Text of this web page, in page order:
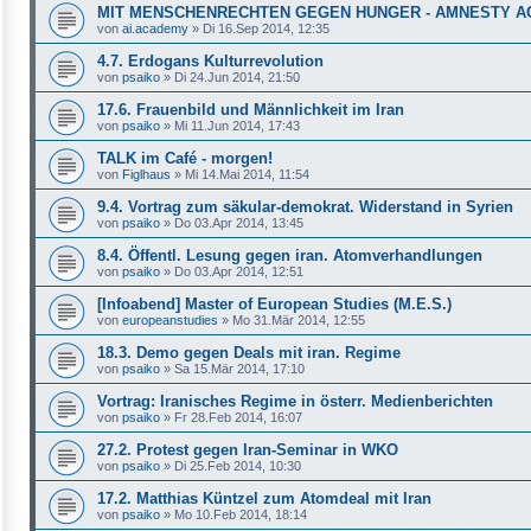
MIT MENSCHENRECHTEN GEGEN HUNGER - AMNESTY
von ai.academy » Di 16.Sep 2014, 12:35
4.7. Erdogans Kulturrevolution
von psaiko » Di 24.Jun 2014, 21:50
17.6. Frau­en­bild und Männ­lich­keit im Iran
von psaiko » Mi 11.Jun 2014, 17:43
TALK im Café - morgen!
von Figlhaus » Mi 14.Mai 2014, 11:54
9.4. Vortrag zum säkular-demokrat. Widerstand in Syrien
von psaiko » Do 03.Apr 2014, 13:45
8.4. Öffentl. Lesung gegen iran. Atomverhandlungen
von psaiko » Do 03.Apr 2014, 12:51
[Infoabend] Master of European Studies (M.E.S.)
von europeanstudies » Mo 31.Mär 2014, 12:55
18.3. Demo gegen Deals mit iran. Regime
von psaiko » Sa 15.Mär 2014, 17:10
Vortrag: Iranisches Regime in österr. Medienberichten
von psaiko » Fr 28.Feb 2014, 16:07
27.2. Protest gegen Iran-Seminar in WKO
von psaiko » Di 25.Feb 2014, 10:30
17.2. Matthias Küntzel zum Atomdeal mit Iran
von psaiko » Mo 10.Feb 2014, 18:14